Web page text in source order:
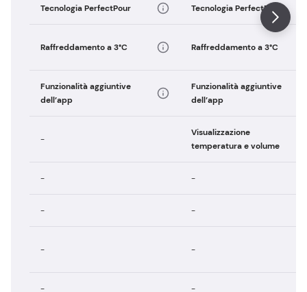
Tecnologia PerfectPour Tecnologia PerfectPour
Raffreddamento a 3°C Raffreddamento a 3°C
Funzionalità aggiuntive
dell’app
Funzionalità aggiuntive
dell’app
-
Visualizzazione
temperatura e volume
- -
- -
- -
- -